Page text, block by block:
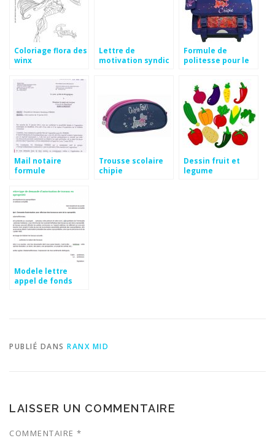
Coloriage flora des
winx
Lettre de
motivation syndic
Formule de
politesse pour le
Mail notaire
formule
Trousse scolaire
chipie
Dessin fruit et
legume
Modele lettre
appel de fonds
PUBLIÉ DANS RANX MID
LAISSER UN COMMENTAIRE
COMMENTAIRE *